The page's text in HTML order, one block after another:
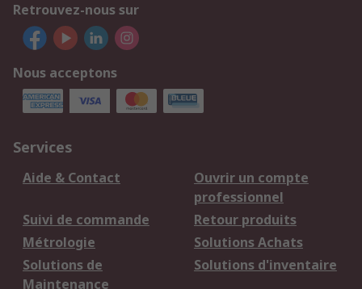
Retrouvez-nous sur
Nous acceptons
Services
Aide & Contact
Ouvrir un compte
professionnel
Suivi de commande
Retour produits
Métrologie
Solutions Achats
Solutions de
Maintenance
Solutions d'inventaire